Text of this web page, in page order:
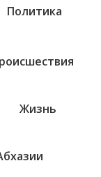
Политика
Жизнь